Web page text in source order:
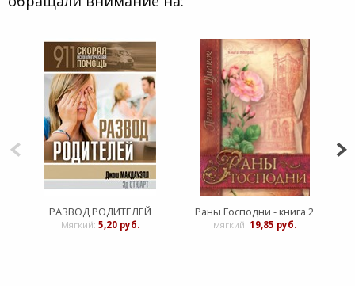
РАЗВОД РОДИТЕЛЕЙ
Мягкий: 5,20 руб.
Раны Господни - книга 2
мягкий: 19,85 руб.